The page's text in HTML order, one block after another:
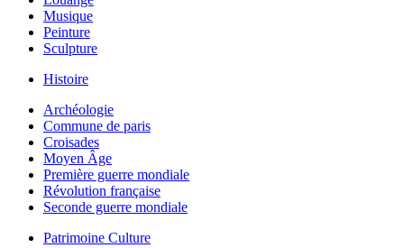
Musique
Peinture
Sculpture
Histoire
Archéologie
Commune de paris
Croisades
Moyen Âge
Première guerre mondiale
Révolution française
Seconde guerre mondiale
Patrimoine Culture